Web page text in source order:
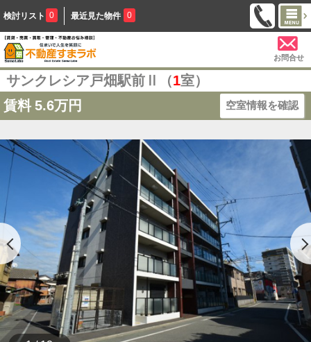
検討リスト 0 最近見た物件 0
お問合せ
サンクレシア戸畑駅前Ⅱ（1室）
賃料 5.6万円 空室情報を確認